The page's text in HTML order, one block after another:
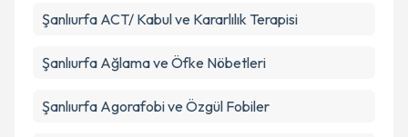
Şanlıurfa ACT/ Kabul ve Kararlılık Terapisi
Şanlıurfa Ağlama ve Öfke Nöbetleri
Şanlıurfa Agorafobi ve Özgül Fobiler